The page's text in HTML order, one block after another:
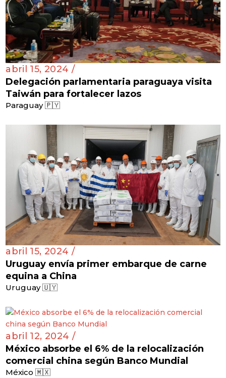
abril 15, 2024 /
Delegación parlamentaria paraguaya visita
Taiwán para fortalecer lazos
Paraguay 🇵🇾
abril 15, 2024 /
Uruguay envía primer embarque de carne
equina a China
Uruguay 🇺🇾
abril 12, 2024 /
México absorbe el 6% de la relocalización
comercial china según Banco Mundial
México 🇲🇽